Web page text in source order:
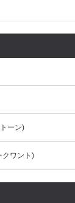
ーン)
クワント)